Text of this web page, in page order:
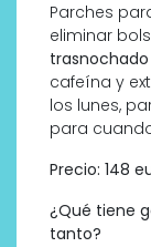
Parches
eliminar
cafeína y
los lunes,
para
Precio: 148
¿Qué tiene
tanto?